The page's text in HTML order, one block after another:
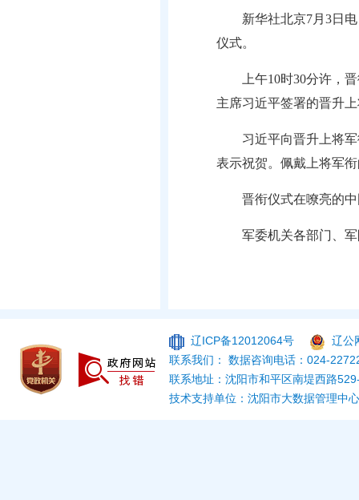
新华社北京7月3日
仪式。
上午10时30分许，
主席习近平签署的晋升
习近平向晋升上将
表示祝贺。佩戴上将军
晋衔仪式在嘹亮的
军委机关各部门、
辽ICP备12012064号
辽公
联系我们： 数据咨询电话：024-
联系地址：沈阳市和平区南堤西路
技术支持单位：沈阳市大数据管理中